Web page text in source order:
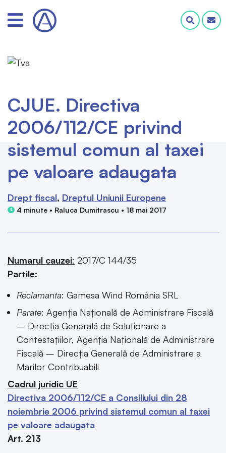
CJUE. Directiva
2006/112/CE privind
sistemul comun al taxei
pe valoare adaugata
Drept fiscal Dreptul Uniunii Europene
4 minute • Raluca Dumitrascu • 18 mai 2017
Numarul cauzei: 2017/C 144/35
Partile:
Reclamanta: Gamesa Wind România SRL
Parate: Agenția Națională de Administrare Fiscală
– Direcția Generală de Soluționare a
Contestațiilor, Agenția Națională de Administrare
Fiscală – Direcţia Generală de Administrare a
Marilor Contribuabili
Cadrul juridic UE
Directiva 2006/112/CE a Consiliului din 28
noiembrie 2006 privind sistemul comun al taxei
pe valoare adaugata
Art. 213